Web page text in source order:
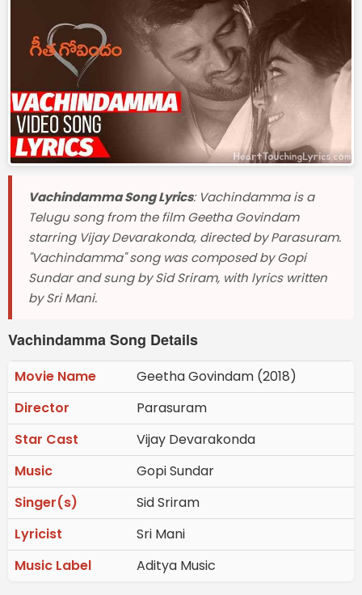
Vachindamma Song Lyrics: Vachindamma is a
Telugu song from the film Geetha Govindam
starring Vijay Devarakonda, directed by Parasuram.
"Vachindamma" song was composed by Gopi
Sundar and sung by Sid Sriram, with lyrics written
by Sri Mani.
Vachindamma Song Details
Movie Name
Geetha Govindam (2018)
Director
Parasuram
Star Cast
Vijay Devarakonda
Music
Gopi Sundar
Singer(s)
Sid Sriram
Lyricist
Sri Mani
Music Label
Aditya Music